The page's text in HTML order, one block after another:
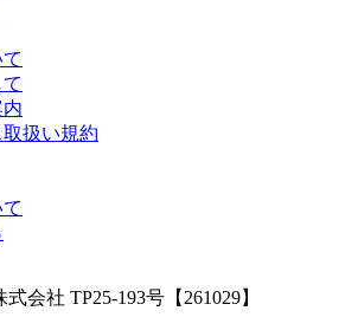
扱い規約
会社 TP25-193号【261029】